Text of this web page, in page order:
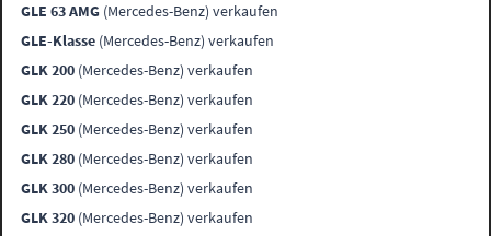
GLE 63 AMG (Mercedes-Benz) verkaufen
GLE-Klasse (Mercedes-Benz) verkaufen
GLK 200 (Mercedes-Benz) verkaufen
GLK 220 (Mercedes-Benz) verkaufen
GLK 250 (Mercedes-Benz) verkaufen
GLK 280 (Mercedes-Benz) verkaufen
GLK 300 (Mercedes-Benz) verkaufen
GLK 320 (Mercedes-Benz) verkaufen